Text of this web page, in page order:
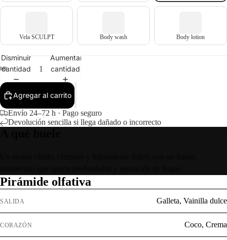
Vela SCULPT Body wash Body lotion
Disminuir
cantidad
Aumentar
cantidad
Agregar al carrito
Envío 24–72 h · Pago seguro
Devolución sencilla si llega dañado o incorrecto
Pirámide olfativa
SALIDA Galleta, Vainilla dulce
CORAZÓN Coco, Crema